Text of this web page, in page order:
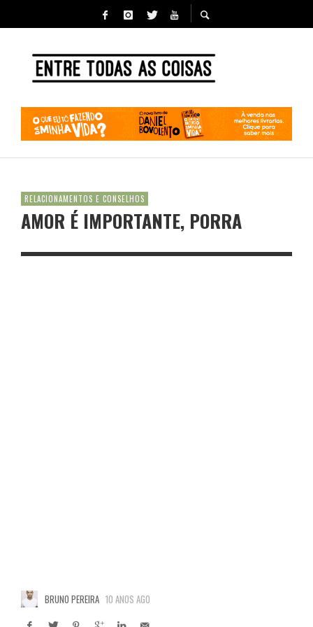
RELACIONAMENTOS E CONSELHOS
AMOR É IMPORTANTE, PORRA
BRUNO PEREIRA 10 ANOS AGO